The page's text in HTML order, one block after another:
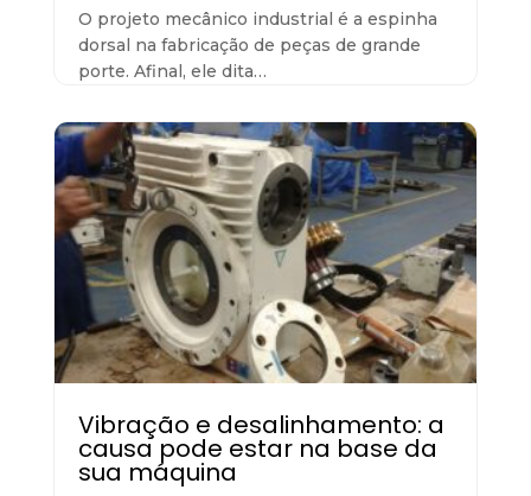
O projeto mecânico industrial é a espinha
dorsal na fabricação de peças de grande
porte. Afinal, ele dita…
Vibração e desalinhamento: a
causa pode estar na base da
sua máquina